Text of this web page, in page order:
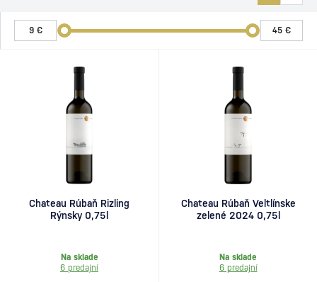
Chateau Rúbaň Rizling
Rýnsky 0,75l
Na sklade
6 predajní
Chateau Rúbaň Veltlínske
zelené 2024 0,75l
Na sklade
6 predajní